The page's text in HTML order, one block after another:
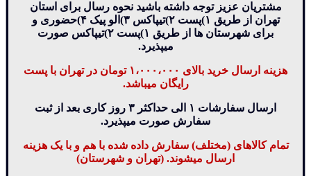
مشتریان عزیز توجه داشته باشید نحوه رسال برای استان
تهران از طریق ۱)پست ۲)تیپاکس ۳)الو پیک ۴)حضوری و
برای شهرستان ها از طریق ۱)پست ۲)تیپاکس صورت
میپذیرد.
هزینه ارسال خرید بالای ۱،۰۰۰،۰۰۰ تومان در تهران با پست
رایگان میباشد.
ارسال سفارشات ۱ الی حداکثر ۳ روز کاری بعد از ثبت
سفارش صورت میپذیرد.
تمام کالاهای (مختلف) سفارش داده شده با هم و با یک هزینه
ارسال میشوند. (تهران و شهرستان)